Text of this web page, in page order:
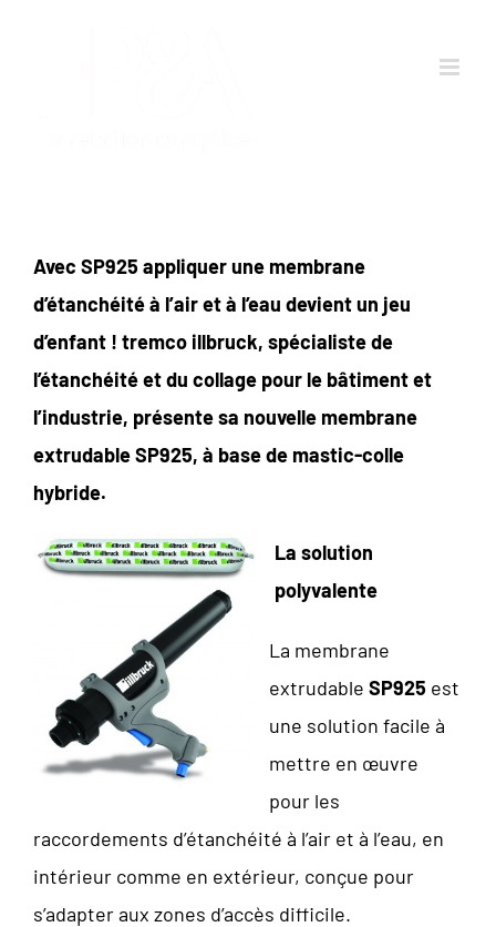
Avec SP925 appliquer une membrane
d’étanchéité à l’air et à l’eau devient un jeu
d’enfant ! tremco illbruck, spécialiste de
l’étanchéité et du collage pour le bâtiment et
l’industrie, présente sa nouvelle membrane
extrudableSP925, à base de mastic-colle
hybride.
La solution
polyvalente
La membrane
extrudable SP925 est
une solution facile à
mettre en œuvre
pour les
raccordements d’étanchéité à l’air et à l’eau, en
intérieur comme en extérieur, conçue pour
s’adapter aux zones d’accès difficile.